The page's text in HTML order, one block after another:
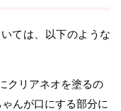
ては、以下のような
クリアネオを塗るの
んが口にする部分に